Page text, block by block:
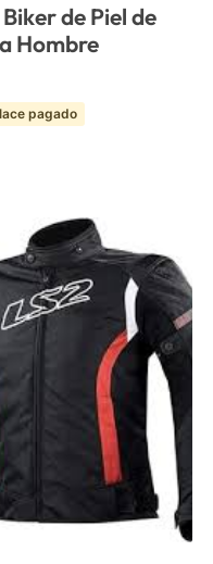
de Piel de
Hombre
pagado